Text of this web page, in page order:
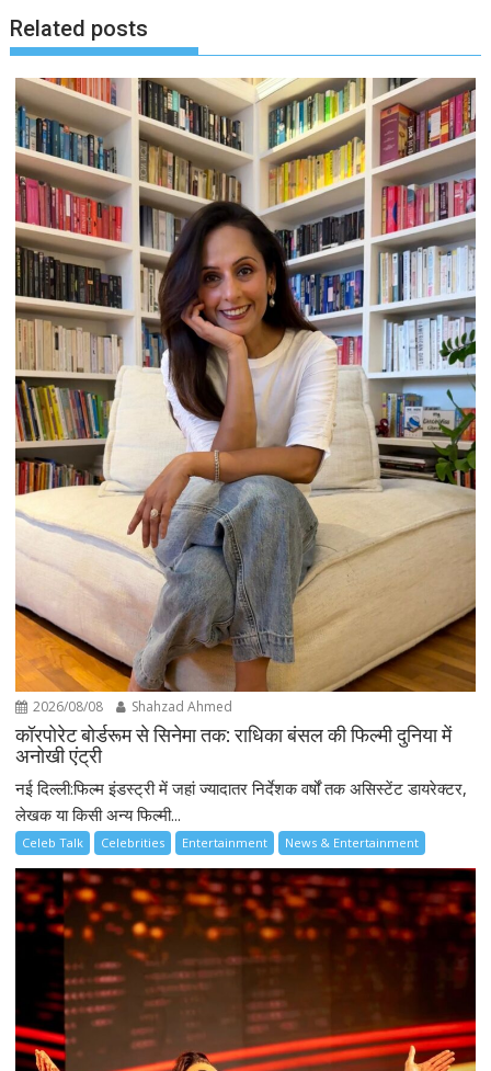
Related posts
2026/08/08 Shahzad Ahmed
कॉरपोरेट बोर्डरूम से सिनेमा तक: राधिका बंसल की फिल्मी दुनिया में
अनोखी एंट्री
नई दिल्ली:फिल्म इंडस्ट्री में जहां ज्यादातर निर्देशक वर्षों तक असिस्टेंट डायरेक्टर,
लेखक या किसी अन्य फिल्मी...
Celeb Talk Celebrities Entertainment News & Entertainment